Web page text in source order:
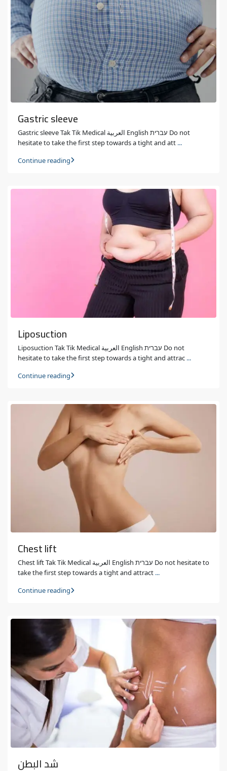
Gastric sleeve
Gastric sleeve Tak Tik Medical العربية English עברית Do not
hesitate to take the first step towards a tight and att ...
Continue reading
Liposuction
Liposuction Tak Tik Medical العربية English עברית Do not
hesitate to take the first step towards a tight and attrac ...
Continue reading
Chest lift
Chest lift Tak Tik Medical العربية English עברית Do not hesitate to
take the first step towards a tight and attract ...
Continue reading
شد البطن